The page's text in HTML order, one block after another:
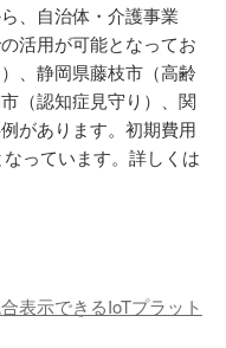
、自治体・介護事業
活用が可能となってお
、静岡県藤枝市（高齢
（認知症見守り）、関
があります。初期費用
っています。詳しくは
表示できるIoTプラット